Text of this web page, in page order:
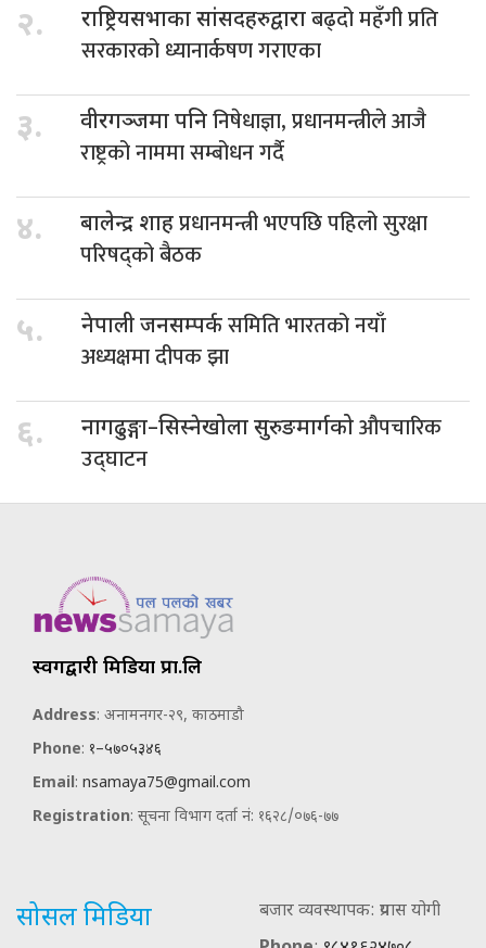
२. राष्ट्रियसभाका सांसदहरुद्वाराबढ्दो महँगी प्रति
सरकारको ध्यानार्कषण गराएका
३. वीरगञ्जमा पनिनिषेधाज्ञा, प्रधानमन्त्रीले आजै
राष्ट्रको नाममा सम्बोधन गर्दै
४. बालेन्द्र शाहप्रधानमन्त्री भएपछि पहिलो सुरक्षा
परिषद्को बैठक
५. नेपाली जनसम्पर्कसमिति भारतको नयाँ
अध्यक्षमा दीपक झा
६. नागढुङ्गा–सिस्नेखोला सुरुङमार्गकोऔपचारिक
उद्घाटन
स्वर्गद्वारी मिडिया प्रा.लि
Address: अनामनगर-२९, काठमाडौ
Phone: १–५७०५३४६
Email: nsamaya75@gmail.com
Registration: सूचना विभाग दर्ता नं: १६२८/०७६-७७
सोसल मिडिया
बजार व्यवस्थापक: प्रयास योगी